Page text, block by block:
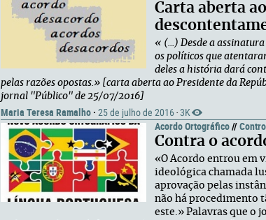
Carta aberta
« (...) Desde a
os políticos que
deles a história dará
pelas razões opostas.» [carta aberta ao Presidente da
jornal "Público" de 25/07/2016]
Maria Teresa Ramalho · 25 de julho de 2016 · 3K
Acordo Ortográfico//
Contra o
«O Acordo entrou em
ideológica chamada
aprovação pelas
não há procedimento
este.» Palavras que o